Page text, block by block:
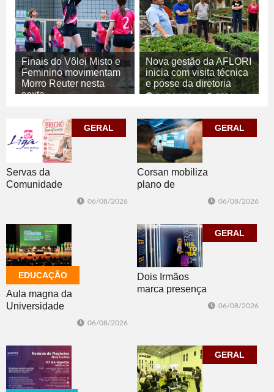
Finais do Vôlei Misto e
Feminino movimentam
Morro Reuter nesta
sexta
ESPORTE
Nova gestão da AFLORI
inicia com visita técnica
e posse da diretoria
06/08/2026 GERAL
GERAL
Servas da
Comunidade
06/08/2026
GERAL
Corsan mobiliza
plano de
temporais no RS
06/08/2026
EDUCAÇÃO
Aula magna da
Universidade
acadêmica em
debate sobre o
feminicídio
06/08/2026
GERAL
Dois Irmãos
marca presença
06/08/2026
GERAL